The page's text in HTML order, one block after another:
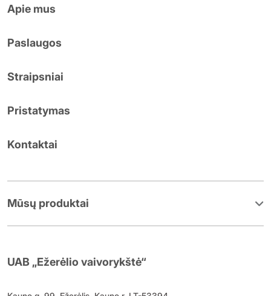
Apie mus
Paslaugos
Straipsniai
Pristatymas
Kontaktai
Mūsų produktai
UAB „Ežerėlio vaivorykštė“